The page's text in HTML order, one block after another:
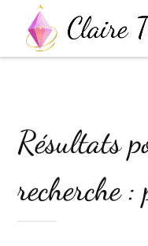
Résultats
recherche :